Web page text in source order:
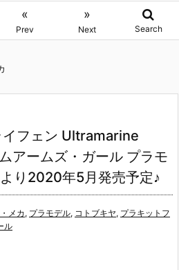
«
Prev
»
Next Search
イフェン Ultramarine
アームズ・ガール プラモ
り2020年5月発売予定♪
メカ , プラモデル, コトブキヤ, プラキットフ
ル